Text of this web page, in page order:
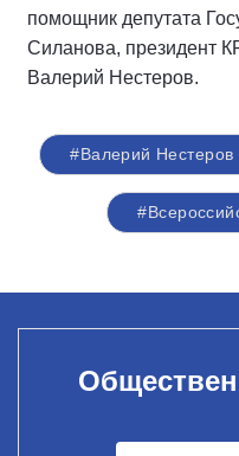
помощник депутата
Силанова, президент
Валерий Нестеров.
#Валерий Нестеров